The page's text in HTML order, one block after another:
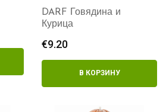
DARF Говядина и
Курица
€9.20
В КОРЗИНУ